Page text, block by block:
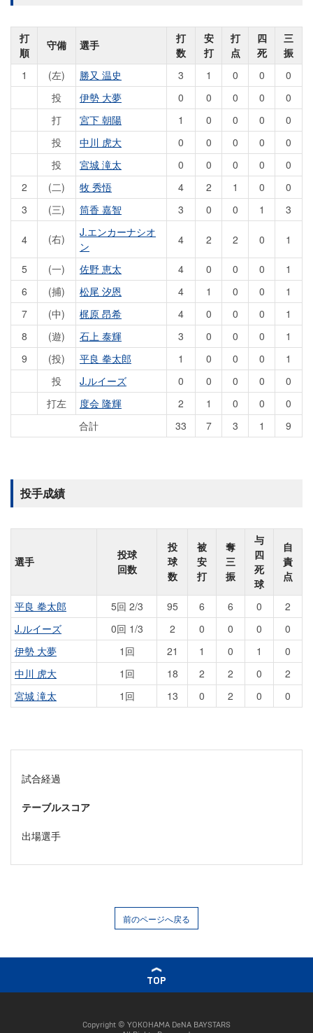
打
順
守備 選手
打
数
安
打
打
点
四
死
三
振
1
(左) 勝又 温史 3 1 0 0
0
投
伊勢 大夢 0 0 0 0
0
打
宮下 朝陽 1 0 0 0
0
投
中川 虎大 0 0 0 0
0
投
宮城 滝太 0 0 0 0
0
2
(二) 牧 秀悟 4 2 1 0
0
3
(三) 筒香 嘉智 3 0 0 1 3
4 (右)
J.エンカーナシオ
ン
4 2 2 0 1
5 (一) 佐野 恵太 4 0 0 0
1
6
(捕) 松尾 汐恩 4 1 0 0
1
7
(中) 梶原 昂希 4 0 0 0
1
8
(遊) 石上 泰輝 3 0 0 0
1
9
(投) 平良 拳太郎 1 0 0 0
1
投
J.ルイーズ 0 0 0 0
0
打左
度会 隆輝 2 1 0 0
0
合計
33 7 3 1 9
投手成績
選手
投球
回数
投
球
数
被
安
打
奪
三
振
与
四
死
球
自
責
点
平良 拳太郎 5回 2/3 95 6 6 0
2
J.ルイーズ
0回 1/3 2 0 0 0
0
伊勢 大夢
1回 21 1 0 1
0
中川 虎大
1回 18 2 2 0
2
宮城 滝太
1回 13 0 2 0 0
試合経過
テーブルスコア
出場選手
前のページへ戻る
TOP
Copyright © YOKOHAMA DeNA BAYSTARS